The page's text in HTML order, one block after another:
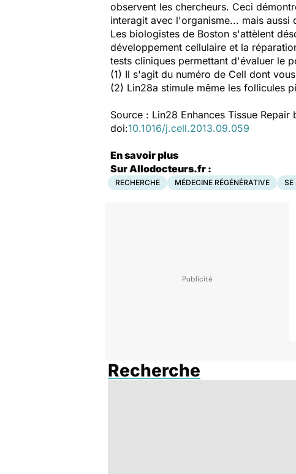
observent les chercheurs. Ceci
interagit avec l'organisme... mais aussi
Les biologistes de Boston s'attèlent
développement cellulaire et la
tests cliniques permettant d'évaluer le
(1) Il s'agit du numéro de Cell dont
(2) Lin28a stimule même les follicules
Source : Lin28 Enhances Tissue
doi:10.1016/j.cell.2013.09.059
En savoir plus
Sur Allodocteurs.fr :
RECHERCHE MÉDECINE RÉGÉNÉRATIVE SE
Recherche